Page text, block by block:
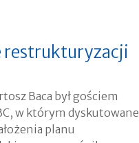
restrukturyzacji
Baca był gościem
w którym dyskutowane
planu